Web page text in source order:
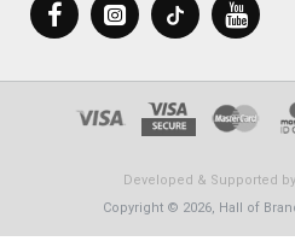
Developed & Supported by
Copyright © 2026, Hall of